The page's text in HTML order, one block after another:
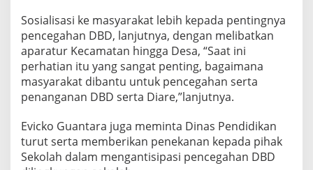
Sosialisasi ke masyarakat lebih kepada pentingnya
pencegahan DBD, lanjutnya, dengan melibatkan
aparatur Kecamatan hingga Desa, “Saat ini
perhatian itu yang sangat penting, bagaimana
masyarakat dibantu untuk pencegahan serta
penanganan DBD serta Diare,”lanjutnya.
Evicko Guantara juga meminta Dinas Pendidikan
turut serta memberikan penekanan kepada pihak
Sekolah dalam mengantisipasi pencegahan DBD